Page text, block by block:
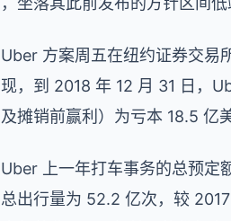
Uber 方案周五在纽约证券交易
现，到 2018 年 12 月 31 日，
及摊销前赢利）为亏本 18.5 亿
Uber 上一年打车事务的总预定
总出行量为 52.2 亿次，较